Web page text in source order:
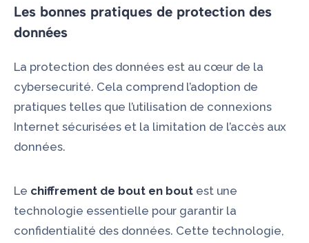
Les bonnes pratiques de protection des
données
La protection des données est au cœur de la
cybersecurité. Cela comprend l’adoption de
pratiques telles que l’utilisation de connexions
Internet sécurisées et la limitation de l’accès aux
données.
Le chiffrement de bout en bout est une
technologie essentielle pour garantir la
confidentialité des données. Cette technologie,